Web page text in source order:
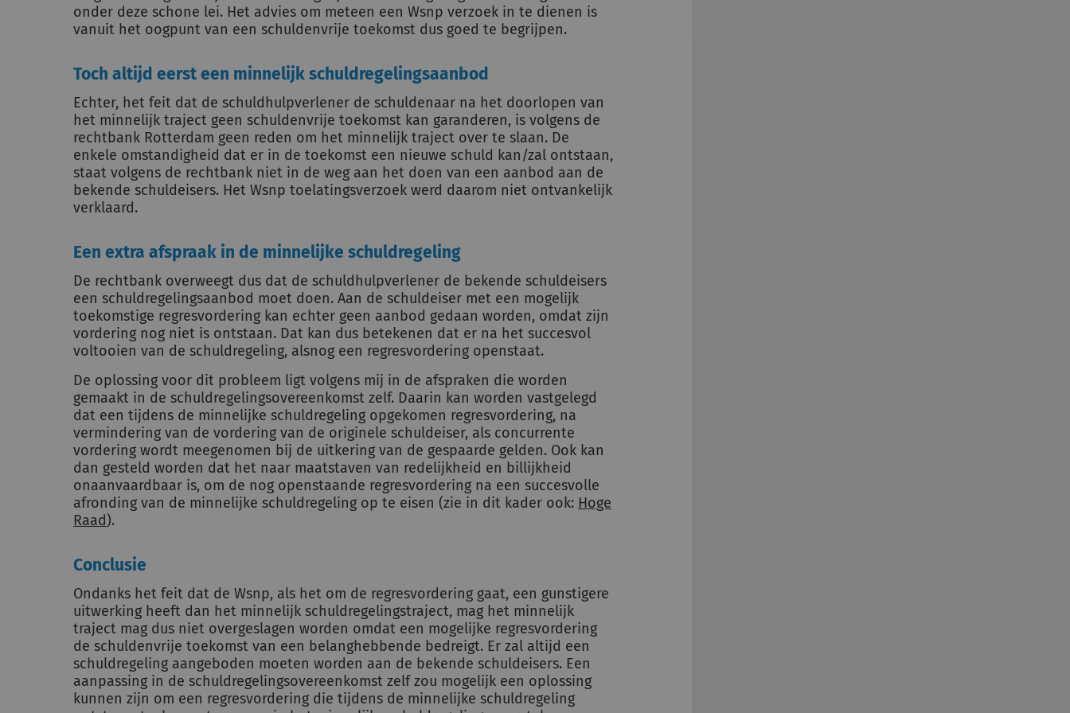
onder deze schone lei. Het advies om meteen een Wsnp verzoek in te dienen is
vanuit het oogpunt van een schuldenvrije toekomst dus goed te begrijpen.
Toch altijd eerst een minnelijk schuldregelingsaanbod
Echter, het feit dat de schuldhulpverlener de schuldenaar na het doorlopen van
het minnelijk traject geen schuldenvrije toekomst kan garanderen, is volgens de
rechtbank Rotterdam geen reden om het minnelijk traject over te slaan. De
enkele omstandigheid dat er in de toekomst een nieuwe schuld kan/zal ontstaan,
staat volgens de rechtbank niet in de weg aan het doen van een aanbod aan de
bekende schuldeisers. Het Wsnp toelatingsverzoek werd daarom niet ontvankelijk
verklaard.
Een extra afspraak in de minnelijke schuldregeling
De rechtbank overweegt dus dat de schuldhulpverlener de bekende schuldeisers
een schuldregelingsaanbod moet doen. Aan de schuldeiser met een mogelijk
toekomstige regresvordering kan echter geen aanbod gedaan worden, omdat zijn
vordering nog niet is ontstaan. Dat kan dus betekenen dat er na het succesvol
voltooien van de schuldregeling, alsnog een regresvordering openstaat.
De oplossing voor dit probleem ligt volgens mij in de afspraken die worden
gemaakt in de schuldregelingsovereenkomst zelf. Daarin kan worden vastgelegd
dat een tijdens de minnelijke schuldregeling opgekomen regresvordering, na
vermindering van de vordering van de originele schuldeiser, als concurrente
vordering wordt meegenomen bij de uitkering van de gespaarde gelden. Ook kan
dan gesteld worden dat het naar maatstaven van redelijkheid en billijkheid
onaanvaardbaar is, om de nog openstaande regresvordering na een succesvolle
afronding van de minnelijke schuldregeling op te eisen (zie in dit kader ook: Hoge
Raad).
Conclusie
Ondanks het feit dat de Wsnp, als het om de regresvordering gaat, een gunstigere
uitwerking heeft dan het minnelijk schuldregelingstraject, mag het minnelijk
traject mag dus niet overgeslagen worden omdat een mogelijke regresvordering
de schuldenvrije toekomst van een belanghebbende bedreigt. Er zal altijd een
schuldregeling aangeboden moeten worden aan de bekende schuldeisers. Een
aanpassing in de schuldregelingsovereenkomst zelf zou mogelijk een oplossing
kunnen zijn om een regresvordering die tijdens de minnelijke schuldregeling